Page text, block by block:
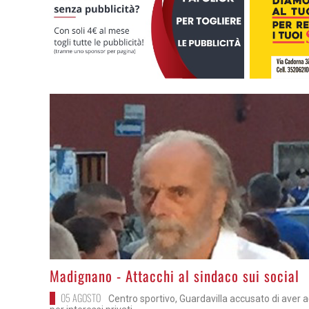
>Madignano - Attacchi al sindaco sui social
05 AGOSTO
Centro sportivo, Guardavilla accusato di aver